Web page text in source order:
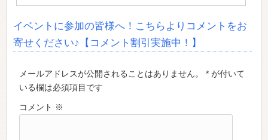
イベントに参加の皆様へ！こちらよりコメントをお
寄せください♪【コメント割引実施中！】
メールアドレスが公開されることはありません。 * が付いて
いる欄は必須項目です
コメント ※